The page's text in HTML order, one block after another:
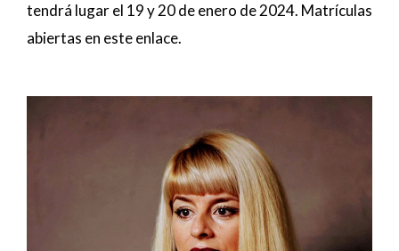
tendrá lugar el 19 y 20 de enero de 2024. Matrículas
abiertas en este enlace.